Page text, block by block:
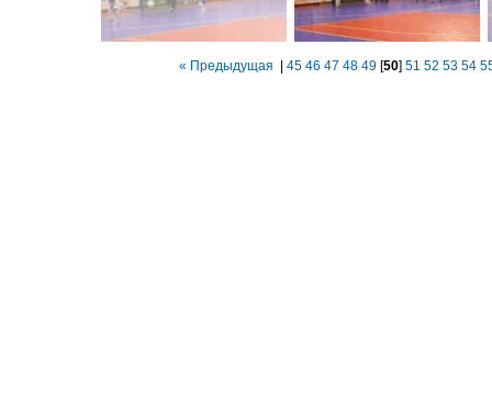
« Предыдущая 45 46 47 48 49 [50] 51 52 53 54